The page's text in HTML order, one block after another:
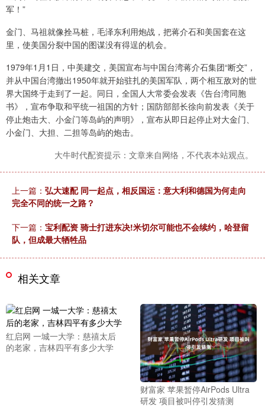
军！”
金门、马祖就像拴马桩，毛泽东利用炮战，把蒋介石和美国套在这
里，使美国分裂中国的图谋没有得逞的机会。
1979年1月1日，中美建交，美国宣布与中国台湾蒋介石集团“断交”，
并从中国台湾撤出1950年就开始驻扎的美国军队，两个相互敌对的世
界大国终于走到了一起。同日，全国人大常委会发表《告台湾同胞
书》，宣布争取和平统一祖国的方针；国防部部长徐向前发表《关于
停止炮击大、小金门等岛屿的声明》，宣布从即日起停止对大金门、
小金门、大担、二担等岛屿的炮击。
大牛时代配资提示：文章来自网络，不代表本站观点。
上一篇： 弘大速配 同一起点，相反国运：意大利和德国为何走向
完全不同的统一之路？
下一篇： 宝利配资 骑士打进东决!米切尔可能也不会续约，哈登留
队，但成最大牺牲品
相关文章
红启网 一城一大学：慈禧太后
的老家，吉林四平有多少大学
财富家 苹果暂停AirPods Ultra
研发 项目被叫停引发猜测